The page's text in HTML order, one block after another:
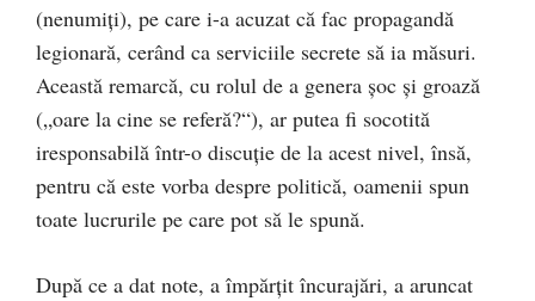
(nenumiți), pe care i-a acuzat că fac propagandă
legionară, cerând ca serviciile secrete să ia măsuri.
Această remarcă, cu rolul de a genera șoc și groază
(„oare la cine se referă?“), ar putea fi socotită
iresponsabilă într-o discuție de la acest nivel, însă,
pentru că este vorba despre politică, oamenii spun
toate lucrurile pe care pot să le spună.
După ce a dat note, a împărțit încurajări, a aruncat